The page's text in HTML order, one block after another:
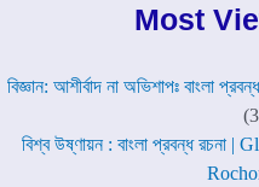
Most
বিজ্ঞান: আশীর্বাদ না অভিশাপঃ বাংলা
বিশ্ব উষ্ণায়ন : বাংলা প্রবন্ধ